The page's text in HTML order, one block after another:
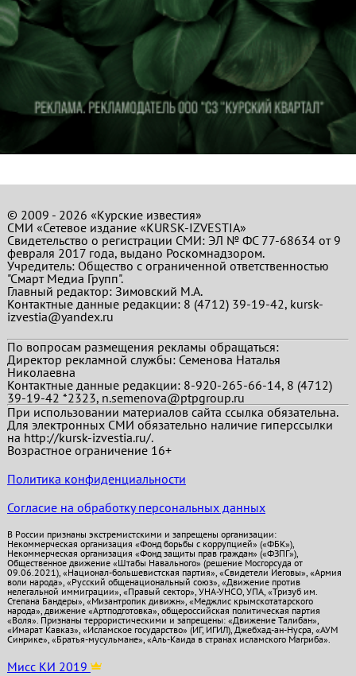
© 2009 - 2026 «Курские известия»
СМИ «Сетевое издание «KURSK-IZVESTIA»
Свидетельство о регистрации СМИ: ЭЛ № ФС 77-68634 от 9
февраля 2017 года, выдано Роскомнадзором.
Учредитель: Общество с ограниченной ответственностью
"Смарт Медиа Групп".
Главный редактор:Зимовский М.А.
Контактные данные редакции: 8 (4712) 39-19-42, kursk-
izvestia@yandex.ru
По вопросам размещения рекламы обращаться:
Директор рекламной службы: Семенова Наталья
Николаевна
Контактные данные редакции: 8-920-265-66-14, 8 (4712)
39-19-42 *2323, n.semenova@ptpgroup.ru
При использовании материалов сайта ссылка обязательна.
Для электронных СМИ обязательно наличие гиперссылки
на http://kursk-izvestia.ru/.
Возрастное ограничение 16+
Политика конфиденциальности
Согласие на обработку персональных данных
В России признаны экстремистскими и запрещены организации:
Некоммерческая организация «Фонд борьбы с коррупцией» («ФБК»),
Некоммерческая организация «Фонд защиты прав граждан» («ФЗПГ»),
Общественное движение «Штабы Навального» (решение Мосгорсуда от
09.06.2021), «Национал-большевистская партия», «Свидетели Иеговы», «Армия
воли народа», «Русский общенациональный союз», «Движение против
нелегальной иммиграции», «Правый сектор», УНА-УНСО, УПА, «Тризуб им.
Степана Бандеры», «Мизантропик дивижн», «Меджлис крымскотатарского
народа», движение «Артподготовка», общероссийская политическая партия
«Воля». Признаны террористическими и запрещены: «Движение Талибан»,
«Имарат Кавказ», «Исламское государство» (ИГ, ИГИЛ), Джебхад-ан-Нусра, «АУМ
Синрике», «Братья-мусульмане», «Аль-Каида в странах исламского Магриба».
Мисс КИ 2019